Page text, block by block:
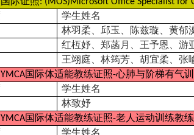
学生姓名
林羽柔、邱玉、陈兹璇、黄郁
红枑妤、郑菡月、王予恩、游
王翊庭、林筠芳、胡宜柔、张
YMCA国际体适能教练证照-心肺与阶梯有气
学生姓名
林致妤
YMCA国际体适能教练证照-老人运动训练教练
学生姓名